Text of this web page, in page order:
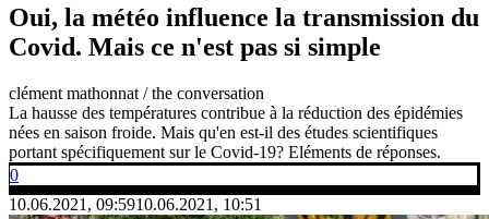
Oui, la météo influence la transmission du
Covid. Mais ce n'est pas si simple
clément mathonnat / the conversation
La hausse des températures contribue à la réduction des épidémies
nées en saison froide. Mais qu'en est-il des études scientifiques
portant spécifiquement sur le Covid-19? Eléments de réponses.
0
10.06.2021, 09:5910.06.2021, 10:51